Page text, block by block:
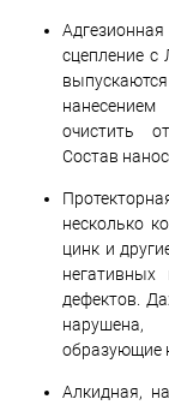
сцепление с
очистить
Состав
несколько
цинк и
негативных
дефектов.
нарушена,
образующие
Алкидная,